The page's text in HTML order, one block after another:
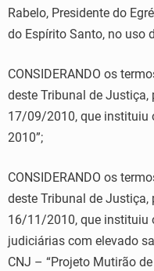
Rabelo, Presidente do
do Espírito Santo, no uso
CONSIDERANDO os
deste Tribunal de
17/09/2010, que instituiu
2010”;
CONSIDERANDO os
deste Tribunal de
16/11/2010, que instituiu
judiciárias com elevado
CNJ – “Projeto Mutirão